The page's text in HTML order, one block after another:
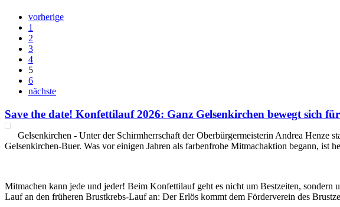
vorherige
1
2
3
4
5
6
nächste
Save the date! Konfettilauf 2026: Ganz Gelsenkirchen bewegt sich
Gelsenkirchen - Unter der Schirmherrschaft der Oberbürgermeisterin Andrea
Gelsenkirchen‑Buer. Was vor einigen Jahren als farbenfrohe Mitmachaktion begann, ist
Mitmachen kann jede und jeder! Beim Konfettilauf geht es nicht um Bestzeiten,
Lauf an den früheren Brustkrebs-Lauf an: Der Erlös kommt dem Förderverein des